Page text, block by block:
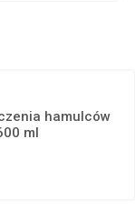
hamulców
ml